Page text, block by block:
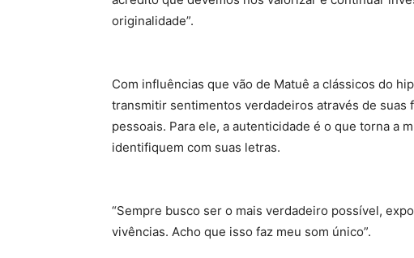
originalidade”.
Com influências que vão de Matuê a clássicos do
transmitir sentimentos verdadeiros através de
pessoais. Para ele, a autenticidade é o que torna a
identifiquem com suas letras.
“Sempre busco ser o mais verdadeiro possível,
vivências. Acho que isso faz meu som único”.